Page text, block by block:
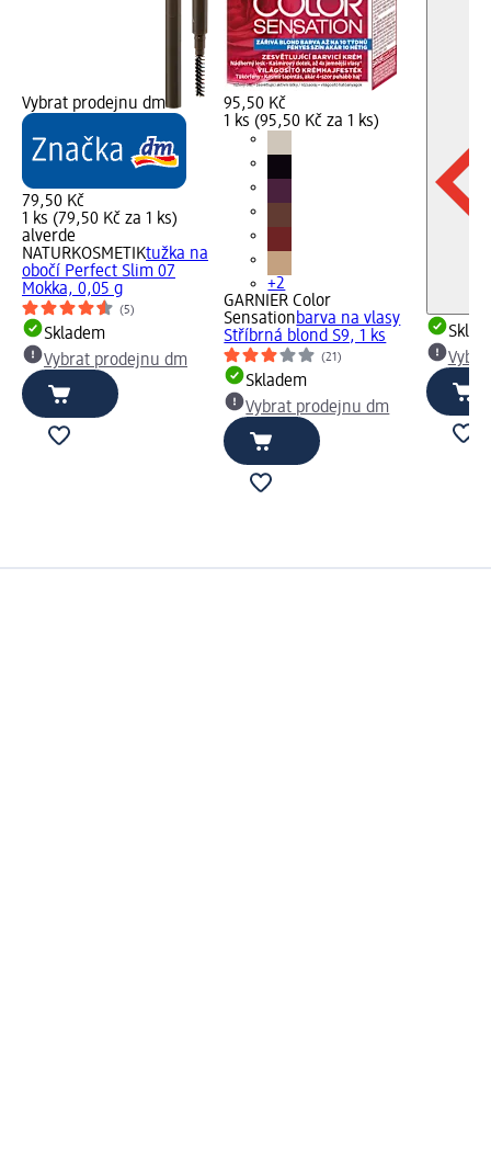
Vybrat prodejnu dm
79,50 Kč
1 ks (79,50 Kč za 1 ks)
alverde
NATURKOSMETIKtužka na
obočí Perfect Slim 07
Mokka, 0,05 g
(5)
Skladem
Vybrat prodejnu dm
95,50 Kč
1 ks (95,50 Kč za 1 ks)
+2
GARNIER Color
Sensationbarva na vlasy
Stříbrná blond S9, 1 ks
(21)
Skladem
Vybrat prodejnu dm